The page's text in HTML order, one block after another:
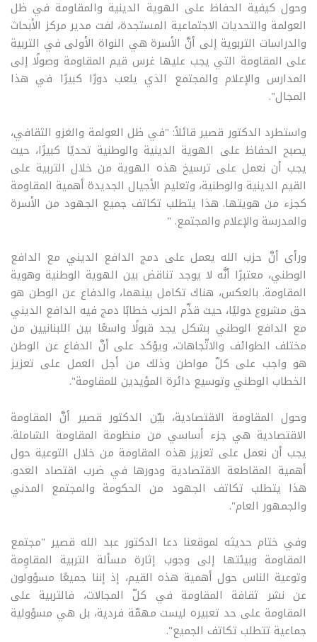
وحول كيفية الحفاظ على الهوية الدينية والمقاومة في ظل
العولمة والتحديات الاجتماعية المستجدة، لفت مدير مركز الأبحاث
والدراسات التربوية إلى أنَّ الأسرة هي النواة الأولى في التربية
على المقاومة التي يجب عليها غرس قيم المقاومة وصولًا إلى
المدارس والإعلام والمجتمع الذي يلعب دورًا كبيرًا في هذا
المجال".
واستطرد الدكتور قصير قائلاً: "في ظل العولمة والغزو الثقافي،
يصبح الحفاظ على الهوية الدينية والوطنية تحديًا كبيرًا، حيث
يجب أن نعمل على ترسيخ هذه الهوية من خلال التربية على
القيم الدينية والوطنية، وتعليم الأجيال الجديدة أهمية المقاومة
كجزء من هويتها. هذا يتطلب تكاتف جميع الجهود من الأسرة
والمدرسة والإعلام والمجتمع. "
ورأى أنَّ حزب الله يعمل على دمج الدافع الديني مع الدافع
الوطني، معتبرًا أنَّه لا يوجد تناقض بين الهوية الوطنية وهوية
المقاومة. بالعكس، هناك تكامل بينهما، والدفاع عن الوطن هو
حق مشروع دوليًا، حيث قذّم الحزب خطابًا دمج فيه الدافع الديني
مع الدافع الوطني بشكل يجد قبولًا واسعًا بين اللبنانيين من
مختلف الطوائف والاتّجاهات، ويؤكد على أنَّ الدفاع عن الوطن
هو واجب على كلّ مواطن وذلك من أجل العمل على تعزيز
الخطاب الوطني وتوسيع دائرة المؤيدين للمقاومة".
وحول المقاومة الاقتصادية، بيّن الدكتور قصير أنَّ المقاومة
الاقتصادية هي جزء أساسي من منظومة المقاومة الشاملة.
يجب أن نعمل على تعزيز هذه المقاومة من خلال التوعية حول
أهمية المقاطعة الاقتصادية ودورها في ضرب اقتصاد العدو.
هذا يتطلب تكاتف الجهود من الحكومة والمجتمع المدني
والجمهور العام".
وفي ختام حديثه لموقعنا دعا الدكتور عبد الله قصير "مجتمع
المقاومة وبيئتها إلى وجوب إثارة مسألة التربية المقاوِمة
وتوعية الناس حول أهمية هذه القيم، إذ إننا جميعًا مسؤولون
عن نشر ثقافة المقاومة في كلّ المجالات، فالتربية على
المقاومة على حد تعبيره ليست مهمّة فردية، بل هي مسؤولية
جماعية تتطلب تكاتف الجميع".